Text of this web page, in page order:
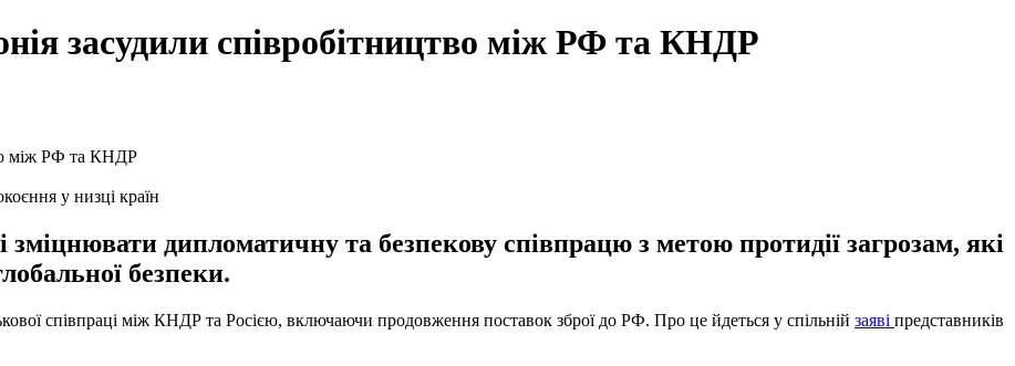
засудили співробітництво між РФ та КНДР
у низці країн
зміцнювати дипломатичну та безпекову співпрацю з метою протидії загрозам, які
безпеки.
співпраці між КНДР та Росією, включаючи продовження поставок зброї до РФ. Про це йдеться у спільній заяві представників